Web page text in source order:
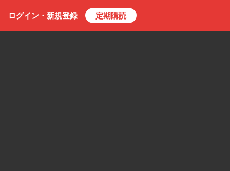
ログイン・ 新規登録 定期購読